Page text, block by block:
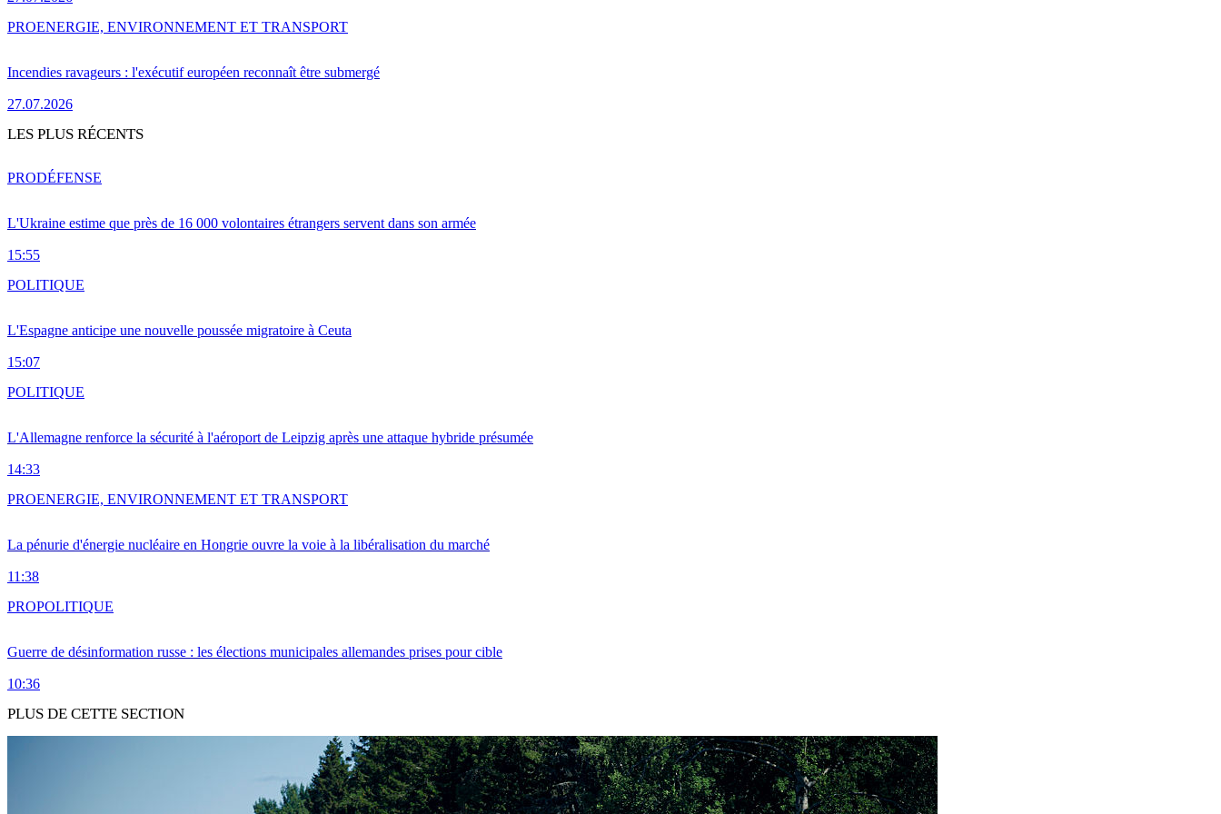
Incendies ravageurs : l'exécutif européen reconnaît être submergé
27.07.2026
PROENERGIE, ENVIRONNEMENT ET TRANSPORT
LES PLUS RÉCENTS
L'Ukraine estime que près de 16 000 volontaires étrangers servent dans son armée
15:55
PRODÉFENSE
L'Espagne anticipe une nouvelle poussée migratoire à Ceuta
15:07
POLITIQUE
L'Allemagne renforce la sécurité à l'aéroport de Leipzig après une attaque hybride présumée
14:33
POLITIQUE
La pénurie d'énergie nucléaire en Hongrie ouvre la voie à la libéralisation du marché
11:38
PROENERGIE, ENVIRONNEMENT ET TRANSPORT
Guerre de désinformation russe : les élections municipales allemandes prises pour cible
10:36
PROPOLITIQUE
PLUS DE CETTE SECTION